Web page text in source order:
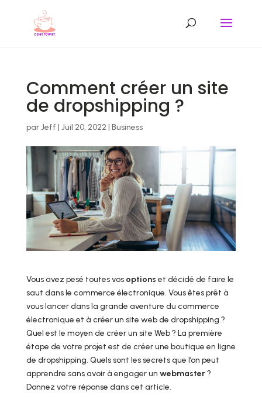
Comment créer un site
de dropshipping ?
parJeff | Juil 20, 2022 | Business
Vous avez pesé toutes vos options et décidé de faire le
saut dans le commerce électronique. Vous êtes prêt à
vous lancer dans la grande aventure du commerce
électronique et à créer un site web de dropshipping ?
Quel est le moyen de créer un site Web ? La première
étape de votre projet est de créer une boutique en ligne
de dropshipping. Quels sont les secrets que l’on peut
apprendre sans avoir à engager un webmaster?
Donnez votre réponse dans cet article.